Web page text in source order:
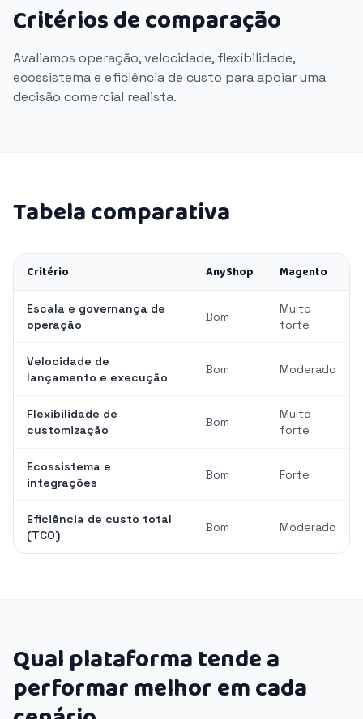
Critérios de comparação
Avaliamos operação, velocidade, flexibilidade,
ecossistema e eficiência de custo para apoiar uma
decisão comercial realista.
Tabela comparativa
Critério AnyShop Magento
Escala e governança de
operação
Bom
Muito
forte
Velocidade de
lançamento e execução
Bom Moderado
Flexibilidade de
customização
Bom
Muito
forte
Ecossistema e
integrações
Bom Forte
Eficiência de custo total
(TCO)
Bom Moderado
Qual plataforma tende a
performar melhor em cada